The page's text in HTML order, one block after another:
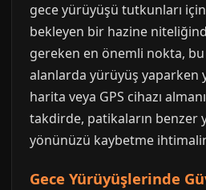
gece yürüyüşü tutkunları
bekleyen bir hazine
gereken en önemli nokta,
alanlarda yürüyüş yaparken
harita veya GPS cihazı
takdirde, patikaların benzer
yönünüzü kaybetme
Gece Yürüyüşlerinde